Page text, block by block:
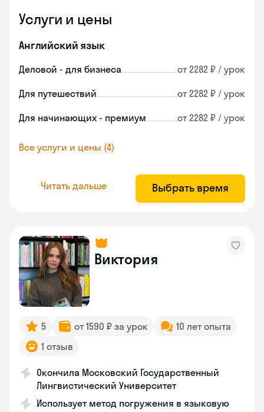
Услуги и цены
Английский язык
Деловой - для бизнеса от 2282 ₽ / урок
Для путешествий от 2282 ₽ / урок
Для начинающих - премиум от 2282 ₽ / урок
Все услуги и цены (4)
Читать дальше Выбрать время
Виктория
5 от 1590 ₽ за урок
10 лет опыта
1 отзыв
Окончила Московский Государственный
Лингвистический Университет
Использует метод погружения в языковую